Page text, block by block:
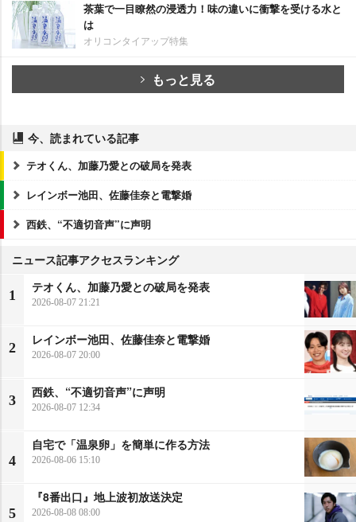
茶葉で一目瞭然の浸透力！味の違いに衝撃を受ける水と
は
オリコンタイアップ特集
もっと見る
今、読まれている記事
テオくん、加藤乃愛との破局を発表
レインボー池田、佐藤佳奈と電撃婚
西鉄、“不適切音声”に声明
ニュース記事アクセスランキング
1
テオくん、加藤乃愛との破局を発表
2026-08-07 21:21
2
レインボー池田、佐藤佳奈と電撃婚
2026-08-07 20:00
3
西鉄、“不適切音声”に声明
2026-08-07 12:34
4
自宅で「温泉卵」を簡単に作る方法
2026-08-06 15:10
5
『8番出口』地上波初放送決定
2026-08-08 08:00